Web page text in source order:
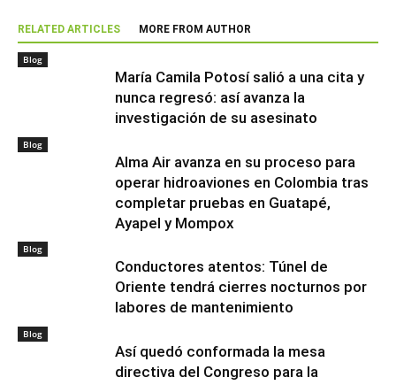
RELATED ARTICLES MORE FROM AUTHOR
Blog
María Camila Potosí salió a una cita y
nunca regresó: así avanza la
investigación de su asesinato
Blog
Alma Air avanza en su proceso para
operar hidroaviones en Colombia tras
completar pruebas en Guatapé,
Ayapel y Mompox
Blog
Conductores atentos: Túnel de
Oriente tendrá cierres nocturnos por
labores de mantenimiento
Blog
Así quedó conformada la mesa
directiva del Congreso para la